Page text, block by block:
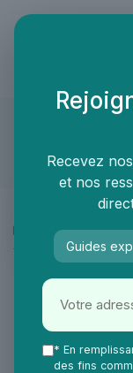
Présentation
Actualités
FAQ
Recevez
et nos
Guides
* En
des fins
Panneau de